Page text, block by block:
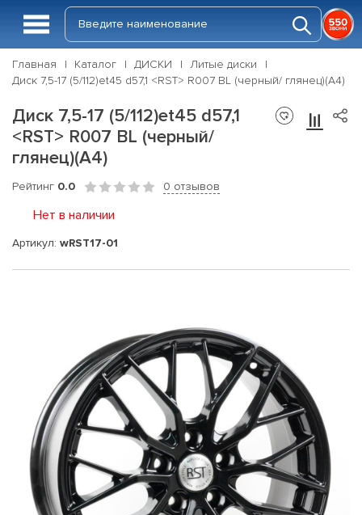
Главная Каталог ДИСКИ
Литые диски
Диск 7,5-17 (5/112)et45 d57,1 <RST> R007 BL (черный/ глянец)(A4)
Диск 7,5-17 (5/112)et45 d57,1
<RST> R007 BL (черный/
глянец)(A4)
Рейтинг 0.0 0 отзывов
Нет в наличии
Артикул: wRST17-01